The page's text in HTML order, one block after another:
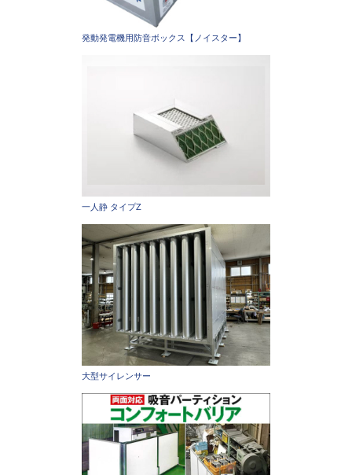
発動発電機用防音ボックス【ノイスター】
一人静 タイプZ
大型サイレンサー